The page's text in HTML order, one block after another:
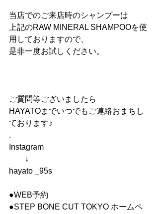
当店でのご来店時のシャンプーは
上記のRAW MINERAL SHAMPOOを使
用しておりますので、
是非一度お試しください。
ご質問等ございましたら
HAYATOまでいつでもご連絡おまちし
ております♪
.
Instagram
↓
hayato _95s
●WEB予約
●STEP BONE CUT TOKYO ホームペ